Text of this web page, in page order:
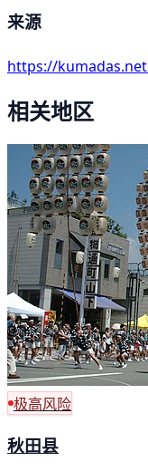
来源
https://kumadas.net
相关地区
极高风险
秋田县